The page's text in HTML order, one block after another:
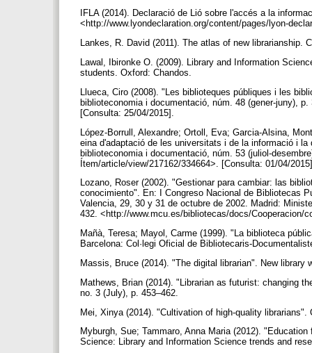
IFLA (2014). Declaració de Lió sobre l'accés a la
<http://www.lyondeclaration.org/content/pages/lyon-
Lankes, R. David (2011). The atlas of new librarianship.
Lawal, Ibironke O. (2009). Library and Information
students. Oxford: Chandos.
Llueca, Ciro (2008). "Les biblioteques públiques i les
biblioteconomia i documentació, núm. 48 (gener-juny),
[Consulta: 25/04/2015].
López-Borrull, Alexandre; Ortoll, Eva; Garcia-Alsina,
eina d'adaptació de les universitats i de la informació i
biblioteconomia i documentació, núm. 53 (juliol-
Ítem/article/view/217162/334664>. [Consulta: 01/04/
Lozano, Roser (2002). "Gestionar para cambiar: las
conocimiento". En: I Congreso Nacional de Bibliotecas
Valencia, 29, 30 y 31 de octubre de 2002. Madrid:
432. <http://www.mcu.es/bibliotecas/docs/Cooperacion/
Mañà, Teresa; Mayol, Carme (1999). "La biblioteca
Barcelona: Col·legi Oficial de Bibliotecaris-
Massis, Bruce (2014). "The digital librarian". New
Mathews, Brian (2014). "Librarian as futurist: changing
no. 3 (July), p. 453–462.
Mei, Xinya (2014). "Cultivation of high-quality
Myburgh, Sue; Tammaro, Anna Maria (2012).
Science: Library and Information Science trends and